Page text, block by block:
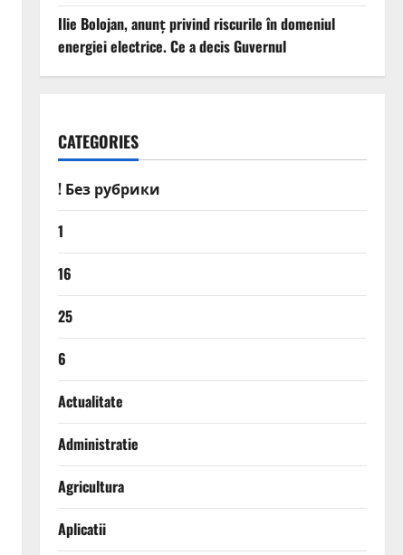
Ilie Bolojan, anunț privind riscurile în domeniul
energiei electrice. Ce a decis Guvernul
CATEGORIES
! Без рубрики
1
16
25
6
Actualitate
Administratie
Agricultura
Aplicatii